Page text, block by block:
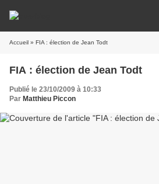
Accueil » FIA : élection de Jean Todt
FIA : élection de Jean Todt
Publié le 23/10/2009 à 10:33
Par Matthieu Piccon